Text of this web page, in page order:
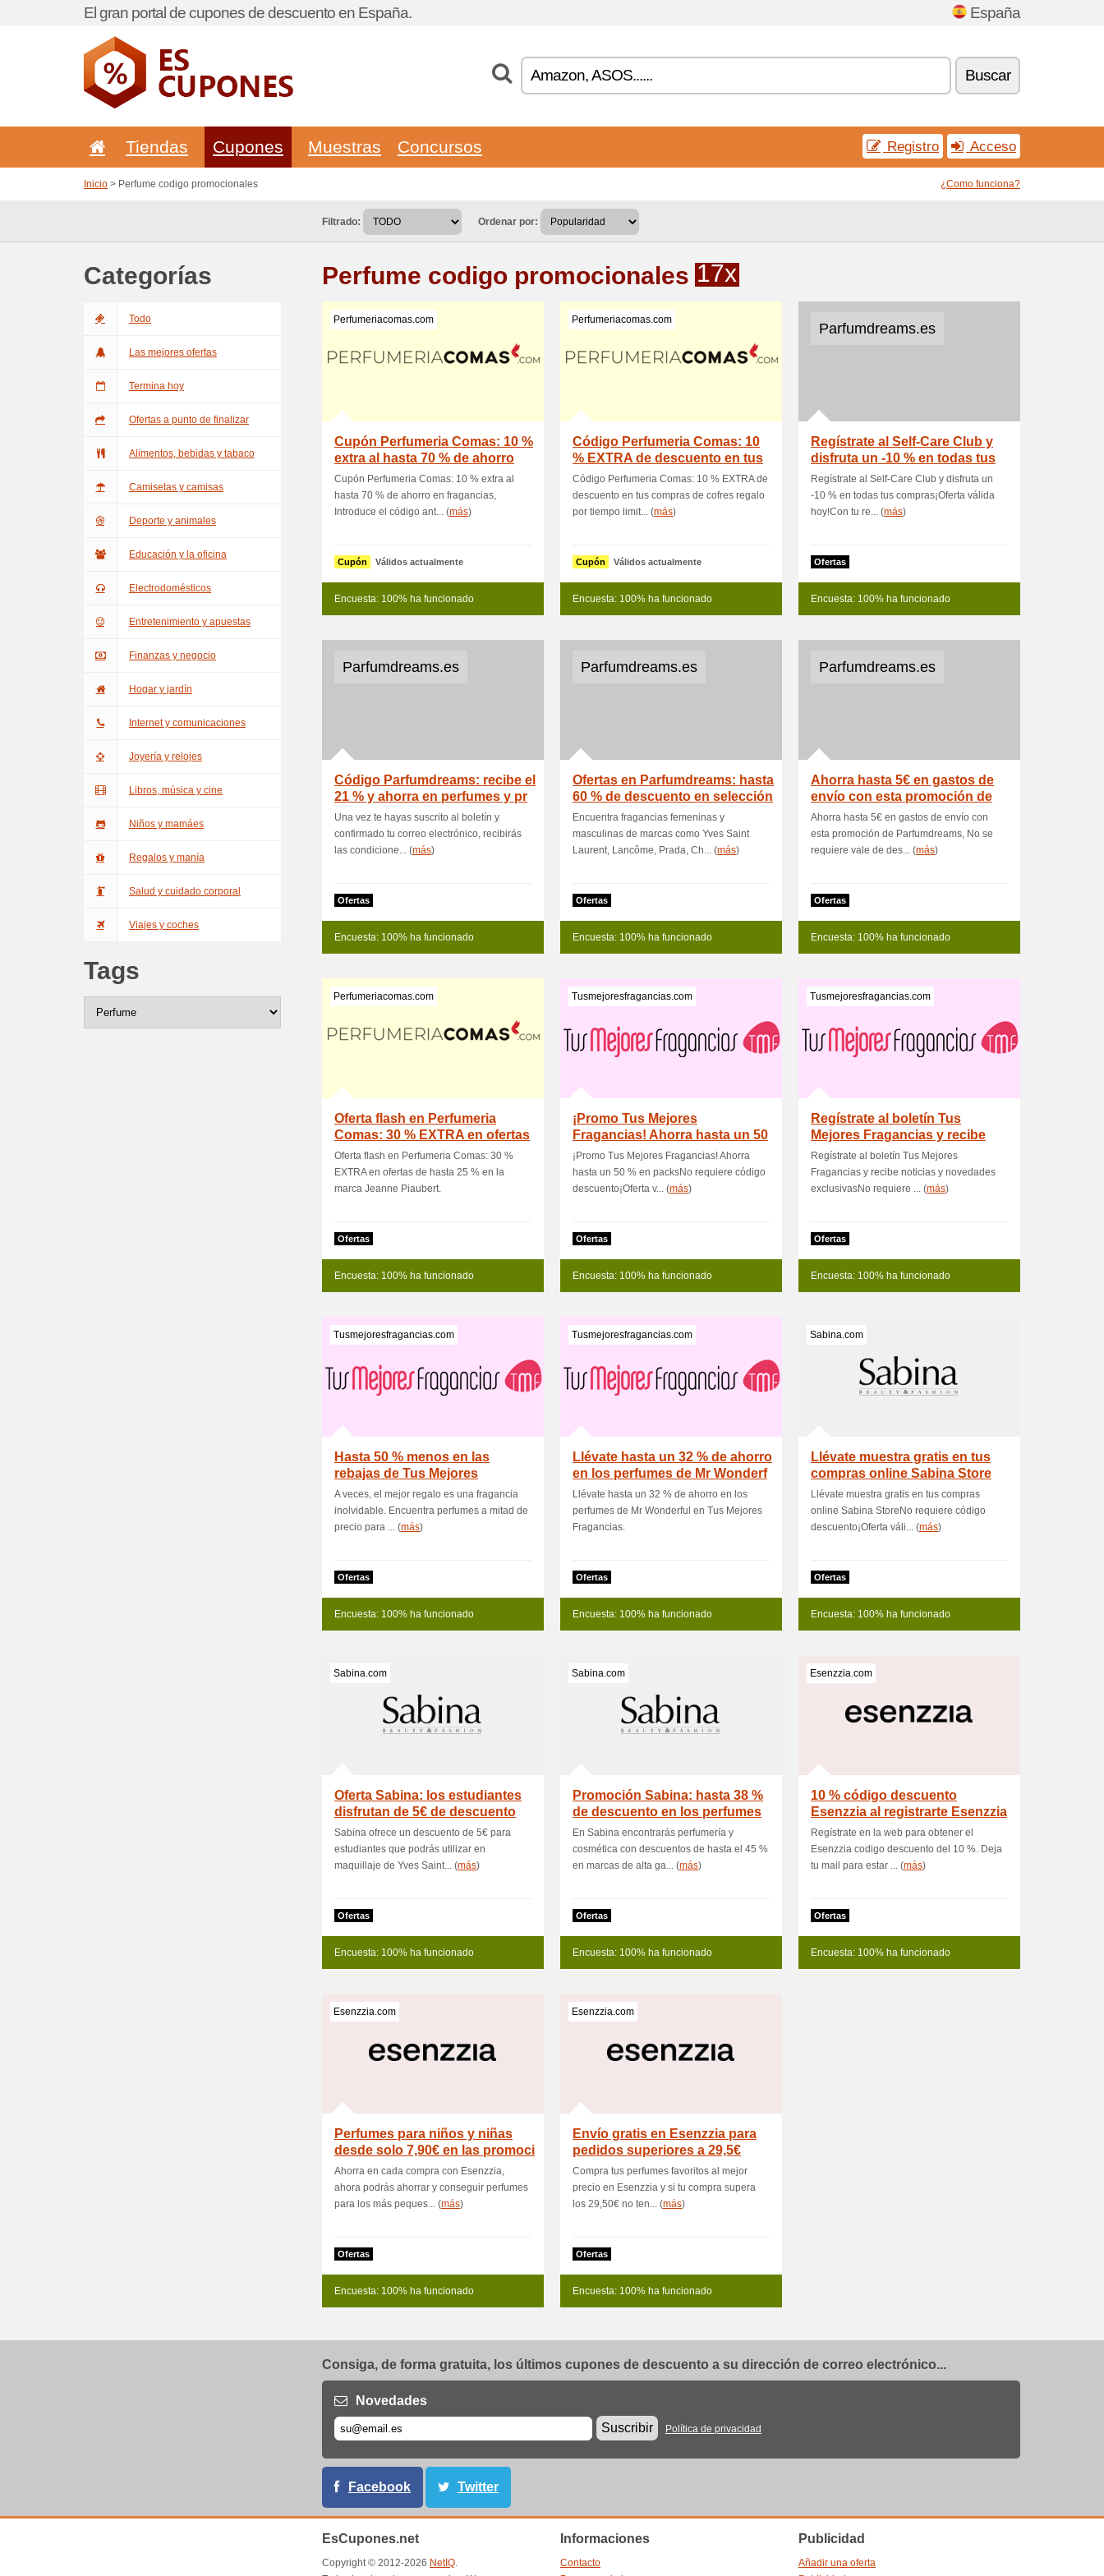
El gran portal de cupones de descuento en España. España
Buscar
Tiendas Cupones Muestras Concursos Registro Acceso
Inicio > Perfume codigo promocionales ¿Como funciona?
Filtrado: Ordenar por:
Categorías
Todo
Las mejores ofertas
Termina hoy
Ofertas a punto de finalizar
Alimentos, bebidas y tabaco
Camisetas y camisas
Deporte y animales
Educación y la oficina
Electrodomésticos
Entretenimiento y apuestas
Finanzas y negocio
Hogar y jardín
Internet y comunicaciones
Joyería y relojes
Libros, música y cine
Niños y mamáes
Regalos y manía
Salud y cuidado corporal
Viajes y coches
Tags
Perfume codigo promocionales 17x
Perfumeriacomas.com
Cupón Perfumeria Comas: 10 %
extra al hasta 70 % de ahorro
en
Cupón Perfumeria Comas: 10 % extra al
hasta 70 % de ahorro en fragancias,
Introduce el código ant... (más)
Cupón Válidos actualmente
Encuesta: 100% ha funcionado
Perfumeriacomas.com
Código Perfumeria Comas: 10
% EXTRA de descuento en tus
compr
Código Perfumeria Comas: 10 % EXTRA de
descuento en tus compras de cofres regalo
por tiempo limit... (más)
Cupón Válidos actualmente
Encuesta: 100% ha funcionado
Parfumdreams.es
Regístrate al Self-Care Club y
disfruta un -10 % en todas tus
Regístrate al Self-Care Club y disfruta un
-10 % en todas tus compras¡Oferta válida
hoy!Con tu re... (más)
Ofertas
Encuesta: 100% ha funcionado
Parfumdreams.es
Código Parfumdreams: recibe el
21 % y ahorra en perfumes y pr
Una vez te hayas suscrito al boletín y
confirmado tu correo electrónico, recibirás
las condicione... (más)
Ofertas
Encuesta: 100% ha funcionado
Parfumdreams.es
Ofertas en Parfumdreams: hasta
60 % de descuento en selección
Encuentra fragancias femeninas y
masculinas de marcas como Yves Saint
Laurent, Lancôme, Prada, Ch... (más)
Ofertas
Encuesta: 100% ha funcionado
Parfumdreams.es
Ahorra hasta 5€ en gastos de
envío con esta promoción de
Par
Ahorra hasta 5€ en gastos de envío con
esta promoción de Parfumdreams, No se
requiere vale de des... (más)
Ofertas
Encuesta: 100% ha funcionado
Perfumeriacomas.com
Oferta flash en Perfumeria
Comas: 30 % EXTRA en ofertas
de ha
Oferta flash en Perfumeria Comas: 30 %
EXTRA en ofertas de hasta 25 % en la
marca Jeanne Piaubert.
Ofertas
Encuesta: 100% ha funcionado
Tusmejoresfragancias.com
¡Promo Tus Mejores
Fragancias! Ahorra hasta un 50
% en packs
¡Promo Tus Mejores Fragancias! Ahorra
hasta un 50 % en packsNo requiere código
descuento¡Oferta v... (más)
Ofertas
Encuesta: 100% ha funcionado
Tusmejoresfragancias.com
Regístrate al boletín Tus
Mejores Fragancias y recibe
notici
Regístrate al boletín Tus Mejores
Fragancias y recibe noticias y novedades
exclusivasNo requiere ... (más)
Ofertas
Encuesta: 100% ha funcionado
Tusmejoresfragancias.com
Hasta 50 % menos en las
rebajas de Tus Mejores
Fragancias
A veces, el mejor regalo es una fragancia
inolvidable. Encuentra perfumes a mitad de
precio para ... (más)
Ofertas
Encuesta: 100% ha funcionado
Tusmejoresfragancias.com
Llévate hasta un 32 % de ahorro
en los perfumes de Mr Wonderf
Llévate hasta un 32 % de ahorro en los
perfumes de Mr Wonderful en Tus Mejores
Fragancias.
Ofertas
Encuesta: 100% ha funcionado
Sabina.com
Llévate muestra gratis en tus
compras online Sabina Store
Llévate muestra gratis en tus compras
online Sabina StoreNo requiere código
descuento¡Oferta váli... (más)
Ofertas
Encuesta: 100% ha funcionado
Sabina.com
Oferta Sabina: los estudiantes
disfrutan de 5€ de descuento
Sabina ofrece un descuento de 5€ para
estudiantes que podrás utilizar en
maquillaje de Yves Saint... (más)
Ofertas
Encuesta: 100% ha funcionado
Sabina.com
Promoción Sabina: hasta 38 %
de descuento en los perfumes
más
En Sabina encontrarás perfumería y
cosmética con descuentos de hasta el 45 %
en marcas de alta ga... (más)
Ofertas
Encuesta: 100% ha funcionado
Esenzzia.com
10 % código descuento
Esenzzia al registrarte Esenzzia
cod
Regístrate en la web para obtener el
Esenzzia codigo descuento del 10 %. Deja
tu mail para estar ... (más)
Ofertas
Encuesta: 100% ha funcionado
Esenzzia.com
Perfumes para niños y niñas
desde solo 7,90€ en las promoci
Ahorra en cada compra con Esenzzia,
ahora podrás ahorrar y conseguir perfumes
para los más peques... (más)
Ofertas
Encuesta: 100% ha funcionado
Esenzzia.com
Envío gratis en Esenzzia para
pedidos superiores a 29,5€
Compra tus perfumes favoritos al mejor
precio en Esenzzia y si tu compra supera
los 29,50€ no ten... (más)
Ofertas
Encuesta: 100% ha funcionado
Consiga, de forma gratuita, los últimos cupones de descuento a su dirección de correo electrónico...
Novedades
Suscribir
Política de privacidad
Facebook Twitter
EsCupones.net
Copyright © 2012-2026 NetIQ.
Informaciones
Contacto
Publicidad
Añadir una oferta